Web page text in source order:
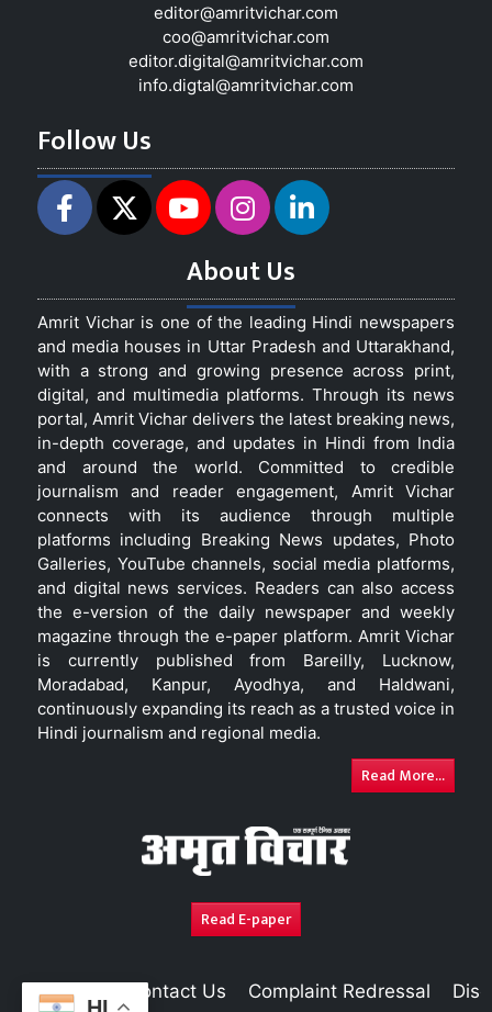
editor@amritvichar.com
coo@amritvichar.com
editor.digital@amritvichar.com
info.digtal@amritvichar.com
Follow Us
About Us
Amrit Vichar is one of the leading Hindi newspapers
and media houses in Uttar Pradesh and Uttarakhand,
with a strong and growing presence across print,
digital, and multimedia platforms. Through its news
portal, Amrit Vichar delivers the latest breaking news,
in-depth coverage, and updates in Hindi from India
and around the world. Committed to credible
journalism and reader engagement, Amrit Vichar
connects with its audience through multiple
platforms including Breaking News updates, Photo
Galleries, YouTube channels, social media platforms,
and digital news services. Readers can also access
the e-version of the daily newspaper and weekly
magazine through the e-paper platform. Amrit Vichar
is currently published from Bareilly, Lucknow,
Moradabad, Kanpur, Ayodhya, and Haldwani,
continuously expanding its reach as a trusted voice in
Hindi journalism and regional media.
Read More...
Read E-paper
About Us Contact Us Complaint Redressal